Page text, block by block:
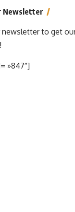
Newsletter
newsletter to get
»847″]